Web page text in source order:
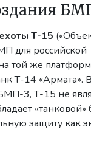
Т-15
для российской
той же
Т-14 «Армата».
3, Т-15 не
защиту как